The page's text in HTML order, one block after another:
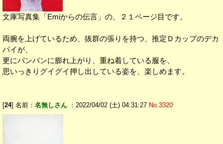
文庫写真集「Emiからの伝言」の、２１ページ目です。
両腕を上げているため、抜群の張りを持つ、推定Ｄカップのデカ
パイが、
更にパンパンに膨れ上がり、重ね着している服を、
思いっきりグイグイ押し出している姿を、楽しめます。
[24] 名前： 名無しさん ：2022/04/02 (土) 04:31:27 No.3320